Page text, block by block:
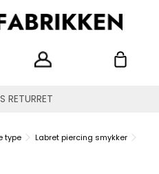
RETURRET
type
Labret piercing smykker